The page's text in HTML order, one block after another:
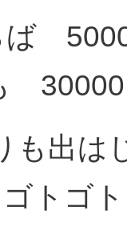
ば
30000
出は
トゴ